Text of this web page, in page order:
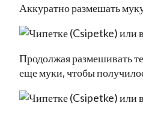
Аккуратно размешать
Продолжая размешивать
еще муки, чтобы